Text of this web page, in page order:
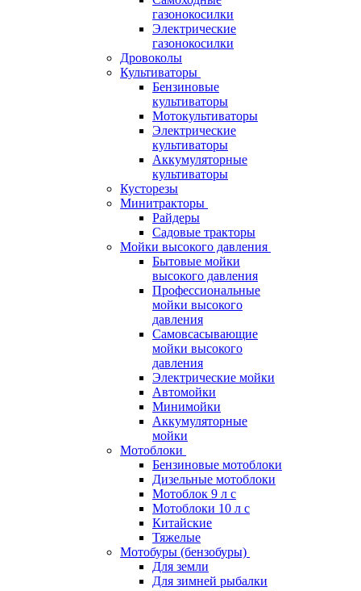
газонокосилки
Электрические
газонокосилки
Дровоколы
Культиваторы
Бензиновые
культиваторы
Мотокультиваторы
Электрические
культиваторы
Аккумуляторные
культиваторы
Кусторезы
Минитракторы
Райдеры
Садовые тракторы
Мойки высокого давления
Бытовые мойки
высокого давления
Профессиональные
мойки высокого
давления
Самовсасывающие
мойки высокого
давления
Электрические мойки
Автомойки
Минимойки
Аккумуляторные
мойки
Мотоблоки
Бензиновые мотоблоки
Дизельные мотоблоки
Мотоблок 9 л с
Мотоблоки 10 л с
Китайские
Тяжелые
Мотобуры (бензобуры)
Для земли
Для зимней рыбалки